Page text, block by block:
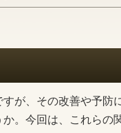
が、その改善や予防
。今回は、これらの